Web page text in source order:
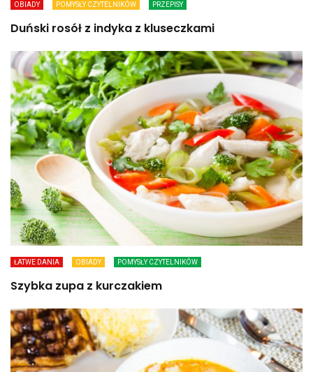
OBIADY POMYSŁY CZYTELNIKÓW PRZEPISY
Duński rosół z indyka z kluseczkami
ŁATWE DANIA OBIADY POMYSŁY CZYTELNIKÓW
Szybka zupa z kurczakiem